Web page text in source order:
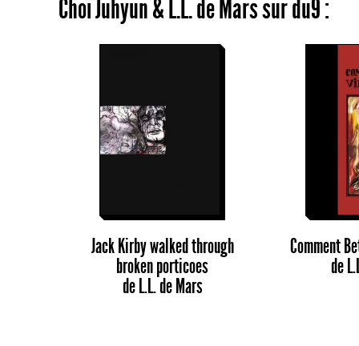
Choi Juhyun&L.L. de Marssur du9 :
Jack Kirby walked through
broken porticoes
deL.L. de Mars
Comment
de